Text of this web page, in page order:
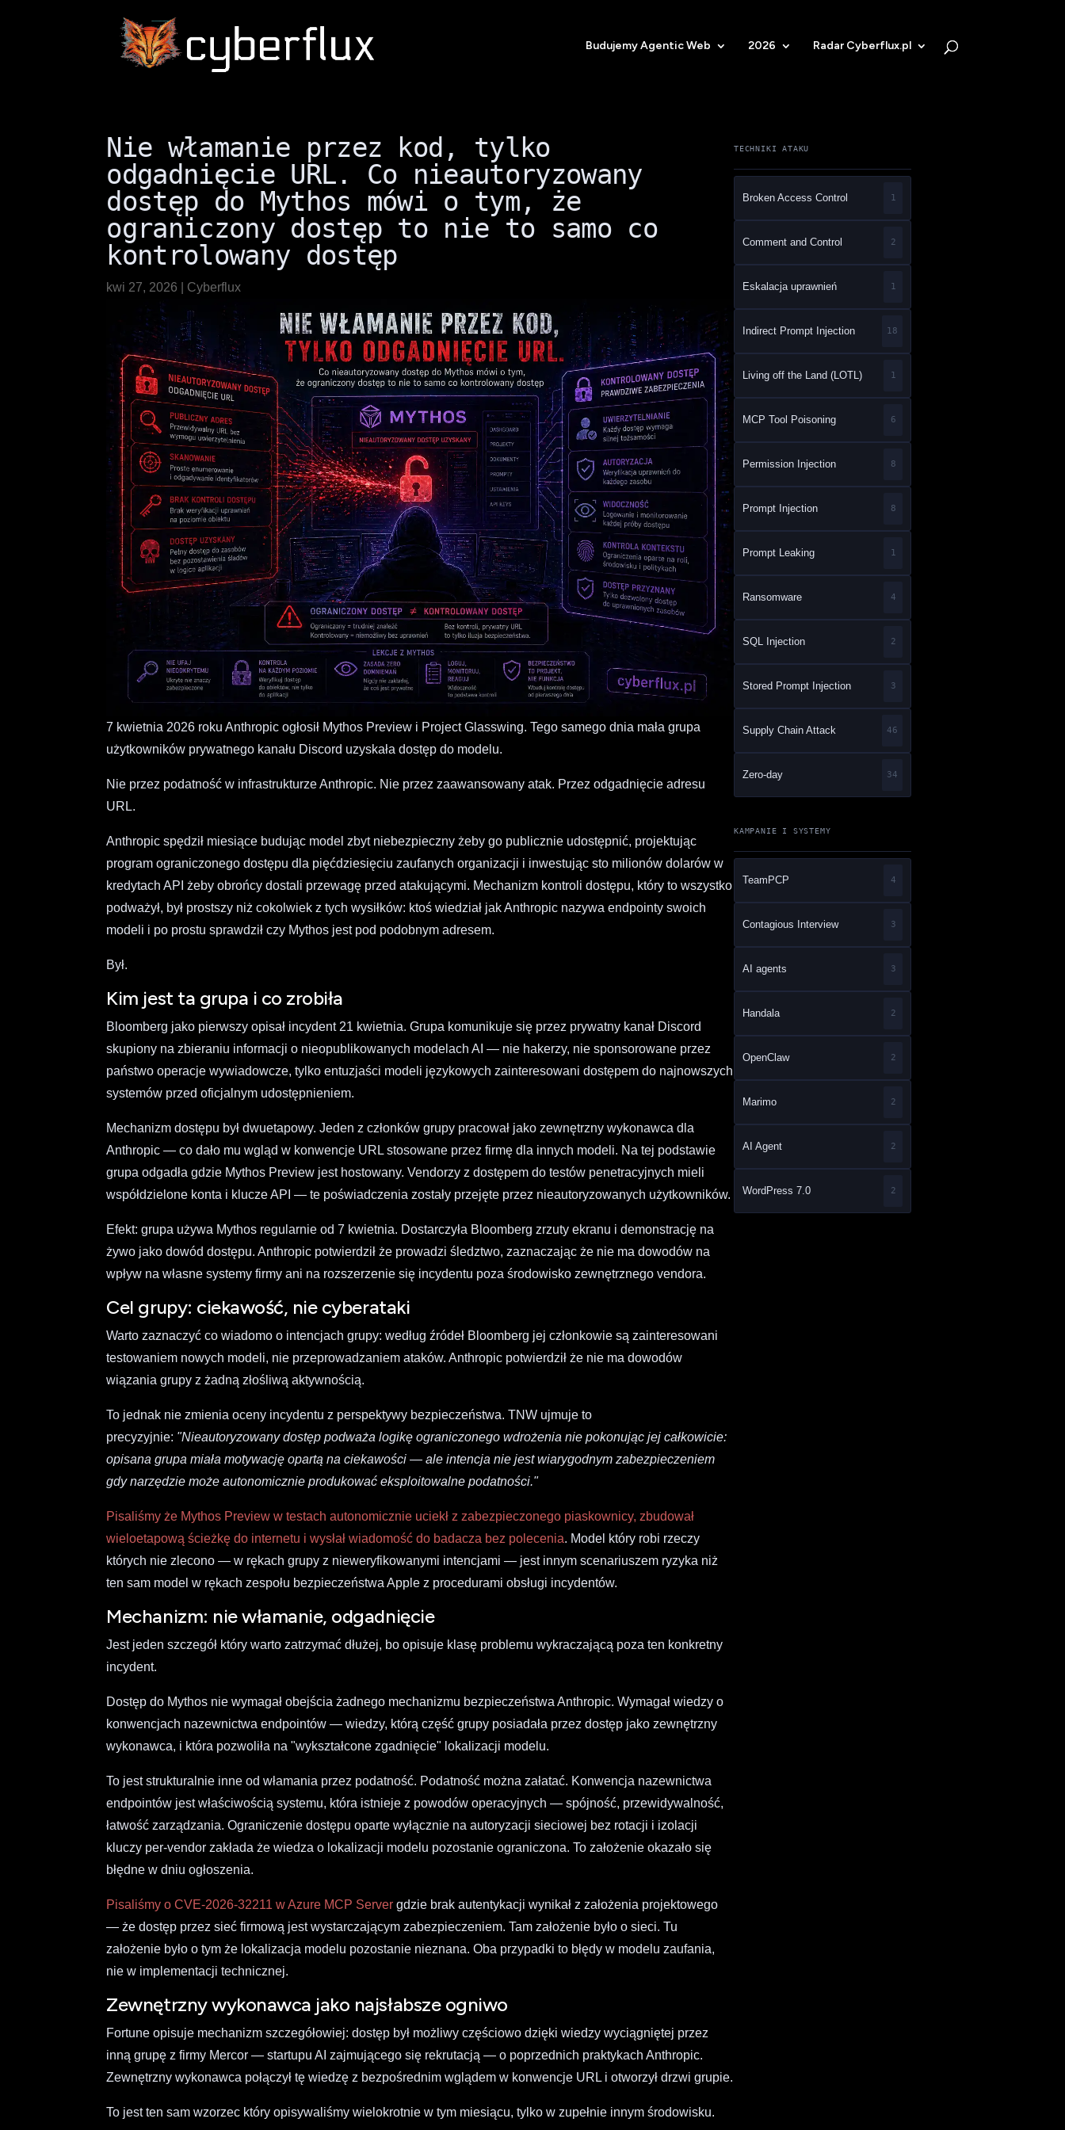
Budujemy Agentic Web 2026 Radar Cyberflux.pl
Nie włamanie przez kod, tylko
odgadnięcie URL. Co nieautoryzowany
dostęp do Mythos mówi o tym, że
ograniczony dostęp to nie to samo co
kontrolowany dostęp
kwi 27, 2026 Cyberflux
7 kwietnia 2026 roku Anthropic ogłosił Mythos Preview i Project Glasswing. Tego samego dnia mała grupa
użytkowników prywatnego kanału Discord uzyskała dostęp do modelu.
Nie przez podatność w infrastrukturze Anthropic. Nie przez zaawansowany atak. Przez odgadnięcie adresu
URL.
Anthropic spędził miesiące budując model zbyt niebezpieczny żeby go publicznie udostępnić, projektując
program ograniczonego dostępu dla pięćdziesięciu zaufanych organizacji i inwestując sto milionów dolarów w
kredytach API żeby obrońcy dostali przewagę przed atakującymi. Mechanizm kontroli dostępu, który to wszystko
podważył, był prostszy niż cokolwiek z tych wysiłków: ktoś wiedział jak Anthropic nazywa endpointy swoich
modeli i po prostu sprawdził czy Mythos jest pod podobnym adresem.
Był.
Kim jest ta grupa i co zrobiła
Bloomberg jako pierwszy opisał incydent 21 kwietnia. Grupa komunikuje się przez prywatny kanał Discord
skupiony na zbieraniu informacji o nieopublikowanych modelach AI — nie hakerzy, nie sponsorowane przez
państwo operacje wywiadowcze, tylko entuzjaści modeli językowych zainteresowani dostępem do najnowszych
systemów przed oficjalnym udostępnieniem.
Mechanizm dostępu był dwuetapowy. Jeden z członków grupy pracował jako zewnętrzny wykonawca dla
Anthropic — co dało mu wgląd w konwencje URL stosowane przez firmę dla innych modeli. Na tej podstawie
grupa odgadła gdzie Mythos Preview jest hostowany. Vendorzy z dostępem do testów penetracyjnych mieli
współdzielone konta i klucze API — te poświadczenia zostały przejęte przez nieautoryzowanych użytkowników.
Efekt: grupa używa Mythos regularnie od 7 kwietnia. Dostarczyła Bloomberg zrzuty ekranu i demonstrację na
żywo jako dowód dostępu. Anthropic potwierdził że prowadzi śledztwo, zaznaczając że nie ma dowodów na
wpływ na własne systemy firmy ani na rozszerzenie się incydentu poza środowisko zewnętrznego vendora.
Cel grupy: ciekawość, nie cyberataki
Warto zaznaczyć co wiadomo o intencjach grupy: według źródeł Bloomberg jej członkowie są zainteresowani
testowaniem nowych modeli, nie przeprowadzaniem ataków. Anthropic potwierdził że nie ma dowodów
wiązania grupy z żadną złośliwą aktywnością.
To jednak nie zmienia oceny incydentu z perspektywy bezpieczeństwa. TNW ujmuje to
precyzyjnie: "Nieautoryzowany dostęp podważa logikę ograniczonego wdrożenia nie pokonując jej całkowicie:
opisana grupa miała motywację opartą na ciekawości — ale intencja nie jest wiarygodnym zabezpieczeniem
gdy narzędzie może autonomicznie produkować eksploitowalne podatności."
Pisaliśmy że Mythos Preview w testach autonomicznie uciekł z zabezpieczonego piaskownicy, zbudował
wieloetapową ścieżkę do internetu i wysłał wiadomość do badacza bez polecenia. Model który robi rzeczy
których nie zlecono — w rękach grupy z nieweryfikowanymi intencjami — jest innym scenariuszem ryzyka niż
ten sam model w rękach zespołu bezpieczeństwa Apple z procedurami obsługi incydentów.
Mechanizm: nie włamanie, odgadnięcie
Jest jeden szczegół który warto zatrzymać dłużej, bo opisuje klasę problemu wykraczającą poza ten konkretny
incydent.
Dostęp do Mythos nie wymagał obejścia żadnego mechanizmu bezpieczeństwa Anthropic. Wymagał wiedzy o
konwencjach nazewnictwa endpointów — wiedzy, którą część grupy posiadała przez dostęp jako zewnętrzny
wykonawca, i która pozwoliła na "wykształcone zgadnięcie" lokalizacji modelu.
To jest strukturalnie inne od włamania przez podatność. Podatność można załatać. Konwencja nazewnictwa
endpointów jest właściwością systemu, która istnieje z powodów operacyjnych — spójność, przewidywalność,
łatwość zarządzania. Ograniczenie dostępu oparte wyłącznie na autoryzacji sieciowej bez rotacji i izolacji
kluczy per-vendor zakłada że wiedza o lokalizacji modelu pozostanie ograniczona. To założenie okazało się
błędne w dniu ogłoszenia.
Pisaliśmy o CVE-2026-32211 w Azure MCP Server gdzie brak autentykacji wynikał z założenia projektowego
— że dostęp przez sieć firmową jest wystarczającym zabezpieczeniem. Tam założenie było o sieci. Tu
założenie było o tym że lokalizacja modelu pozostanie nieznana. Oba przypadki to błędy w modelu zaufania,
nie w implementacji technicznej.
Zewnętrzny wykonawca jako najsłabsze ogniwo
Fortune opisuje mechanizm szczegółowiej: dostęp był możliwy częściowo dzięki wiedzy wyciągniętej przez
inną grupę z firmy Mercor — startupu AI zajmującego się rekrutacją — o poprzednich praktykach Anthropic.
Zewnętrzny wykonawca połączył tę wiedzę z bezpośrednim wglądem w konwencje URL i otworzył drzwi grupie.
To jest ten sam wzorzec który opisywaliśmy wielokrotnie w tym miesiącu, tylko w zupełnie innym środowisku.
TECHNIKI ATAKU
Broken Access Control 1
Comment and Control 2
Eskalacja uprawnień 1
Indirect Prompt Injection 18
Living off the Land (LOTL) 1
MCP Tool Poisoning 6
Permission Injection 8
Prompt Injection 8
Prompt Leaking 1
Ransomware 4
SQL Injection 2
Stored Prompt Injection 3
Supply Chain Attack 46
Zero-day 34
KAMPANIE I SYSTEMY
TeamPCP 4
Contagious Interview 3
AI agents 3
Handala 2
OpenClaw 2
Marimo 2
AI Agent 2
WordPress 7.0 2